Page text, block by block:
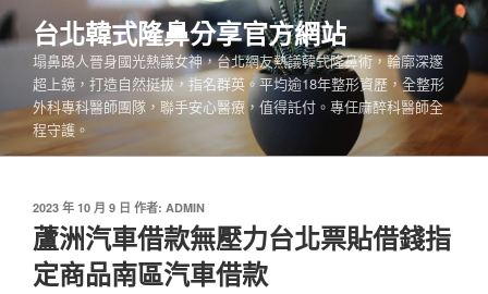
跳
至
內
台北韓式隆鼻分享官方網站
塌鼻路人晉身國光熱議女神，台北網友熱議韓式隆鼻術，輪廓深邃
超上鏡，打造自然挺拔，指名群英。平均逾18年整形資歷，全整形
外科專科醫師團隊，聯手安心醫療，值得託付。專任麻醉科醫師全
程守護。
發
佈
於
2023 年 10 月 9 日 作者: ADMIN
蘆洲汽車借款無壓力台北票貼借錢指
定商品南區汽車借款